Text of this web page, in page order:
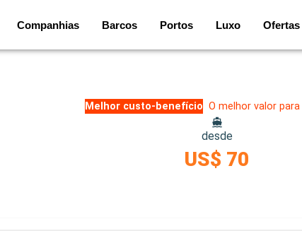
Companhias Barcos Portos Luxo Ofertas
Melhor custo-benefício O melhor valor
desde
US$ 70